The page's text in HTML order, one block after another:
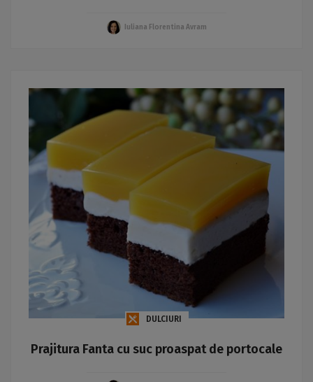
Iuliana Florentina Avram
DULCIURI
Prajitura Fanta cu suc proaspat de portocale